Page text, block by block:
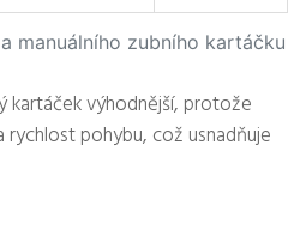
manuálního zubního kartáčku
kartáček výhodnější, protože
rychlost pohybu, což usnadňuje